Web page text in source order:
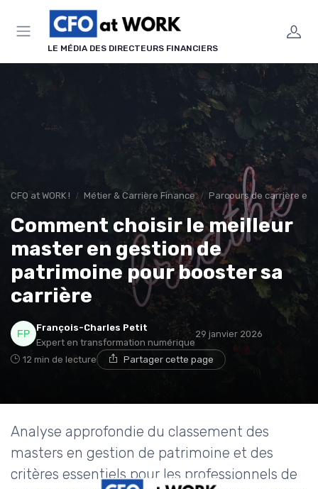
LE MÉDIA DES DIRECTEURS FINANCIERS
CFO at WORK ! Métier & Carrière Finance Parcours de carrière en
Comment choisir le meilleur
master en gestion de
patrimoine pour booster sa
carrière
François-Charles Petit
Expert en transformation numérique
29 janvier 2026
12 min de lecture Partager cette page
Analyse approfondie du classement des
masters en gestion de patrimoine et des
critères essentiels pour les professionnels de
Panneau de gestion des cookies